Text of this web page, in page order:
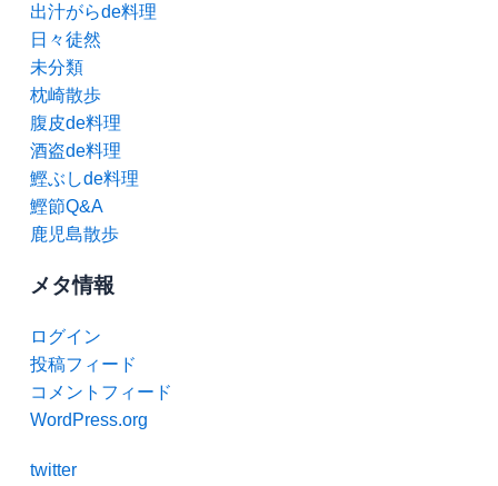
出汁がらde料理
日々徒然
未分類
枕崎散歩
腹皮de料理
酒盗de料理
鰹ぶしde料理
鰹節Q&A
鹿児島散歩
メタ情報
ログイン
投稿フィード
コメントフィード
WordPress.org
twitter